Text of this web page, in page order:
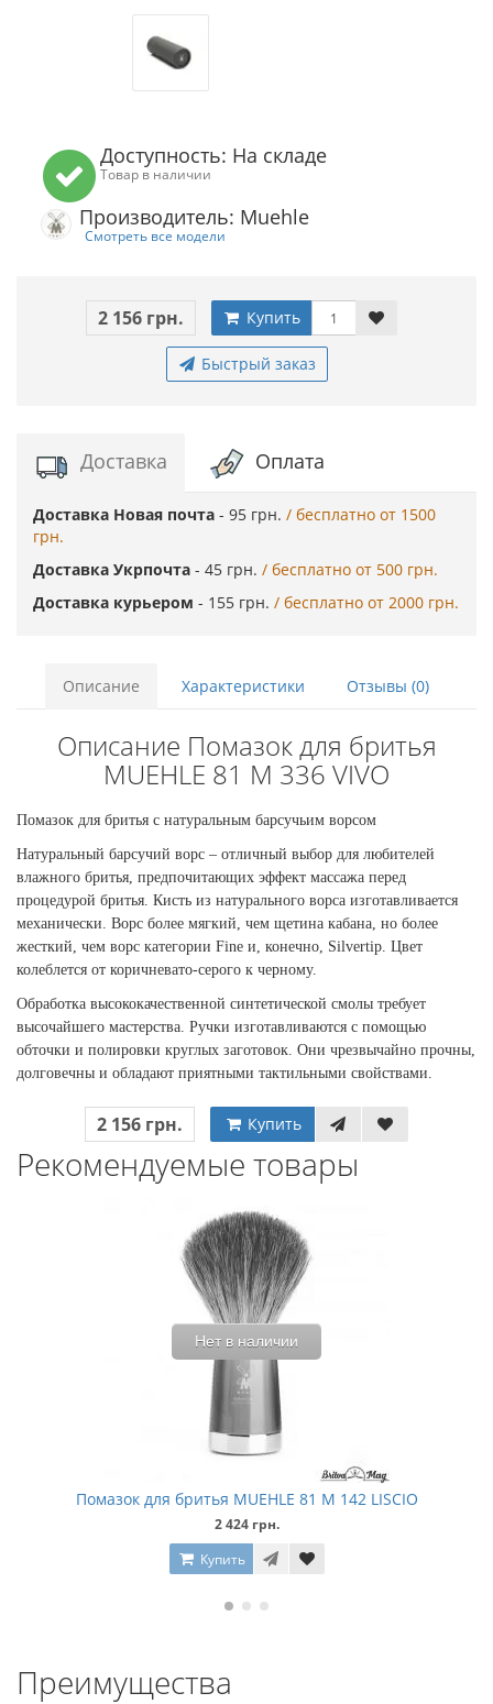
Доступность: На складе
Товар в наличии
Производитель: Muehle
Смотреть все модели
2 156 грн. Купить
Быстрый заказ
Доставка Оплата
Доставка Новая почта - 95 грн. / бесплатно от 1500
грн.
Доставка Укрпочта - 45 грн. / бесплатно от 500 грн.
Доставка курьером - 155 грн. / бесплатно от 2000 грн.
Описание Характеристики Отзывы (0)
Описание Помазок для бритья
MUEHLE 81 M 336 VIVO
Помазок для бритья с натуральным барсучьим ворсом
Натуральный барсучий ворс – отличный выбор для любителей
влажного бритья, предпочитающих эффект массажа перед
процедурой бритья. Кисть из натурального ворса изготавливается
механически. Ворс более мягкий, чем щетина кабана, но более
жесткий, чем ворс категории Fine и, конечно, Silvertip. Цвет
колеблется от коричневато-серого к черному.
Обработка высококачественной синтетической смолы требует
высочайшего мастерства. Ручки изготавливаются с помощью
обточки и полировки круглых заготовок. Они чрезвычайно прочны,
долговечны и обладают приятными тактильными свойствами.
2 156 грн. Купить
Рекомендуемые товары
Нет в наличии
Помазок для бритья MUEHLE 81 M 142 LISCIO
2 424 грн.
Купить
Преимущества